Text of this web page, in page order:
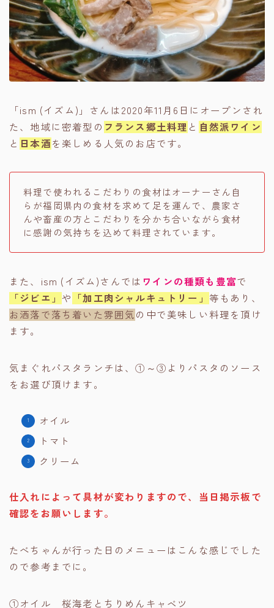
「ism (イズム)」さんは2020年11月6日 にオープンされ
た、地域に密着型の フランス郷土料理 と 自然派ワイン
と 日本酒を楽しめる人気のお店です。
料理で使われるこだわりの食材はオーナーさん自
らが福岡県内の食材を求めて足を運んで、農家さ
んや畜産の方とこだわりを分かち合いながら食材
に感謝の気持ちを込めて料理されています。
また、ism (イズム)さんでは ワインの種類も豊富で
「ジビエ」 や 「加工肉シャルキュトリー」 等もあり、
お洒落で落ち着いた雰囲気の中で美味しい料理を頂け
ます。
気まぐれパスタランチは、①～③よりパスタのソース
をお選び頂けます。
オイル
トマト
クリーム
仕入れによって具材が変わりますので、当日掲示板で
確認をお願いします。
たべちゃんが行った日のメニューはこんな感じでした
ので参考までに。
①オイル 桜海老とちりめんキャベツ